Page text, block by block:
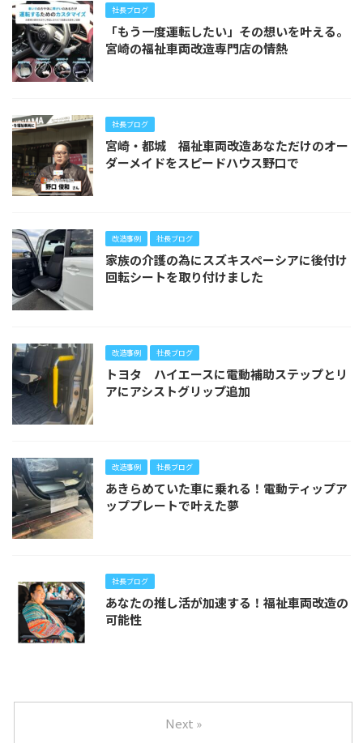
社長ブログ
「もう一度運転したい」その想いを叶える。
宮崎の福祉車両改造専門店の情熱
社長ブログ
宮崎・都城 福祉車両改造あなただけのオー
ダーメイドをスピードハウス野口で
改造事例 社長ブログ
家族の介護の為にスズキスペーシアに後付け
回転シートを取り付けました
改造事例 社長ブログ
トヨタ ハイエースに電動補助ステップとリ
アにアシストグリップ追加
改造事例 社長ブログ
あきらめていた車に乗れる！電動ティップア
ッププレートで叶えた夢
社長ブログ
あなたの推し活が加速する！福祉車両改造の
可能性
Next »